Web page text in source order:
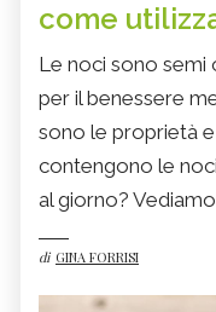
come
Le noci sono semi
per il benessere
sono le proprietà
contengono le
al giorno?
di GINA FORRISI